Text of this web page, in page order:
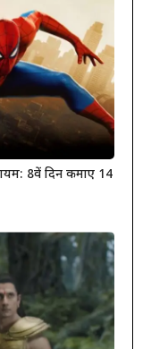
8वें दिन कमाए 14